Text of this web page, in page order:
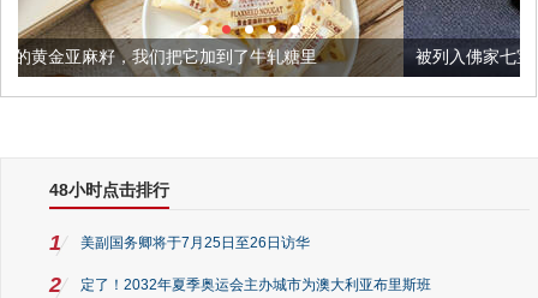
把它加到了牛轧糖里 被列入佛家七宝的它到底有多美？
48小时点击排行
1 美副国务卿将于7月25日至26日访华
2 定了！2032年夏季奥运会主办城市为澳大利亚布里斯班